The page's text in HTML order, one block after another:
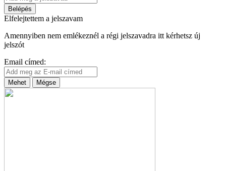
Belépés
Elfelejtettem a jelszavam
Amennyiben nem emlékeznél a régi jelszavadra itt kérhetsz új
jelszót
Email címed:
Mehet Mégse